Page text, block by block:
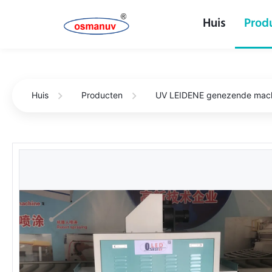
Huis
Huis Producten UV LEIDENE genezende